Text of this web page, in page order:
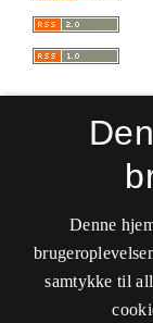
Sprogforum.
ISSN 0909-
ISSN 1399-
Denne
samtykke til